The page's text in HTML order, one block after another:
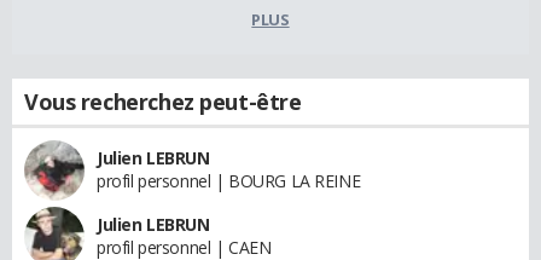
PLUS
Vous recherchez peut-être
Julien LEBRUN
profil personnel | BOURG LA REINE
Julien LEBRUN
profil personnel | CAEN